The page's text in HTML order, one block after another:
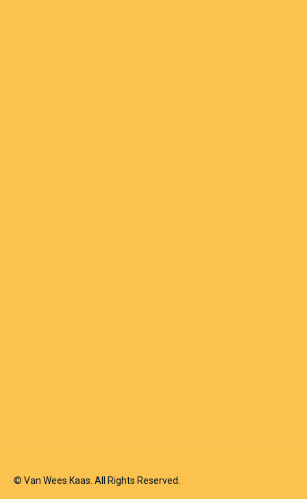
© Van Wees Kaas. All Rights Reserved.